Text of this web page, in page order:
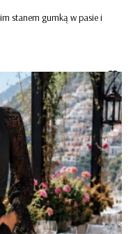
stanem gumką w pasie i